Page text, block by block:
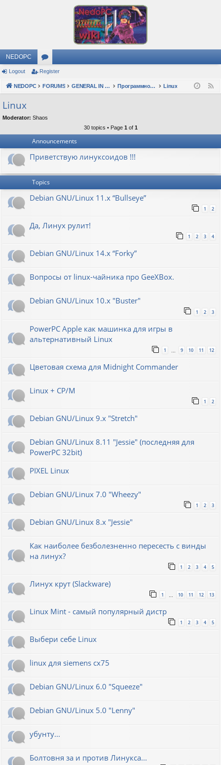
NEDOPC
or
u
s
Logout Register
NEDOPC FORUMS GENERAL IN RUSSIAN Программное обеспечение Linux
Linux
Moderator: Shaos
30 topics • Page 1 of 1
Announcements
Приветствую линуксоидов !!!
Topics
Debian GNU/Linux 11.x “Bullseye”
1 2
Да, Линух рулит!
1 2 3 4
Debian GNU/Linux 14.x “Forky”
Вопросы от linux-чайника про GeeXBox.
Debian GNU/Linux 10.x "Buster"
1 2 3
PowerPC Apple как машинка для игры в
альтернативный Linux
1 9 10 11 12
Цветовая схема для Midnight Commander
Linux + CP/M
1 2
Debian GNU/Linux 9.x "Stretch"
Debian GNU/Linux 8.11 "Jessie" (последняя для
PowerPC 32bit)
PIXEL Linux
Debian GNU/Linux 7.0 "Wheezy"
1 2 3
Debian GNU/Linux 8.x "Jessie"
Как наиболее безболезненно пересесть с винды
на линух?
1 2 3 4 5
Линух крут (Slackware)
1 … 10 11 12 13
Linux Mint - самый популярный дистр
1 2 3 4 5
Выбери себе Linux
linux для siemens cx75
Debian GNU/Linux 6.0 "Squeeze"
Debian GNU/Linux 5.0 "Lenny"
убунту...
Болтовня за и против Линукса...